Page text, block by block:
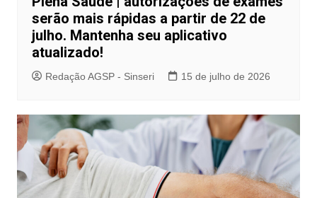
serão mais rápidas a partir de 22 de
julho. Mantenha seu aplicativo
atualizado!
Redação AGSP - Sinseri 15 de julho de 2026